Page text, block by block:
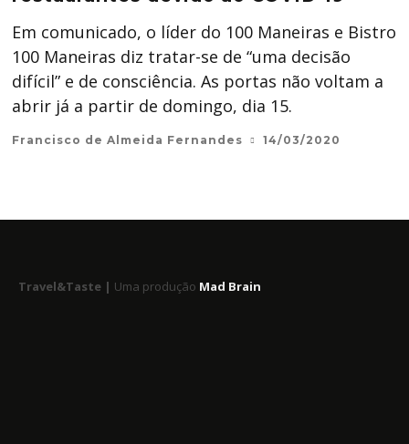
Em comunicado, o líder do 100 Maneiras e Bistro
100 Maneiras diz tratar-se de “uma decisão
difícil” e de consciência. As portas não voltam a
abrir já a partir de domingo, dia 15.
Francisco de Almeida Fernandes 14/03/2020
Travel&Taste | Uma produção Mad Brain